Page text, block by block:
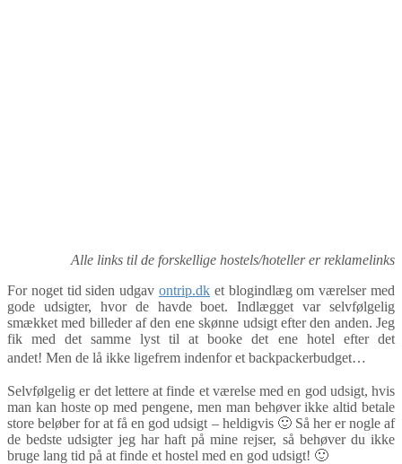
Alle links til de forskellige hostels/hoteller er reklamelinks
For noget tid siden udgav ontrip.dk et blogindlæg om værelser med
gode udsigter, hvor de havde boet. Indlægget var selvfølgelig
smækket med billeder af den ene skønne udsigt efter den anden. Jeg
fik med det samme lyst til at booke det ene hotel efter det
andet! Men de lå ikke ligefrem indenfor et backpackerbudget…
Selvfølgelig er det lettere at finde et værelse med en god udsigt, hvis
man kan hoste op med pengene, men man behøver ikke altid betale
store beløber for at få en god udsigt – heldigvis 🙂 Så her er nogle af
de bedste udsigter jeg har haft på mine rejser, så behøver du ikke
bruge lang tid på at finde et hostel med en god udsigt! 🙂